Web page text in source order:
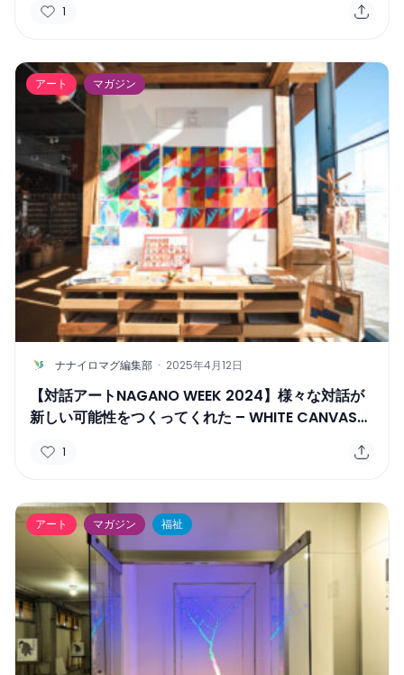
1
アート マガジン
N ナナイロマグ編集部 · 2025年4月12日
【対話アートNAGANO WEEK 2024】様々な対話が
新しい可能性をつくってくれた – WHITE CANVAS
1
アート マガジン 福祉